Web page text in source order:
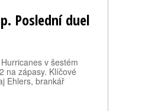
Poslední duel
v šestém
na zápasy. Klíčové
Ehlers, brankář